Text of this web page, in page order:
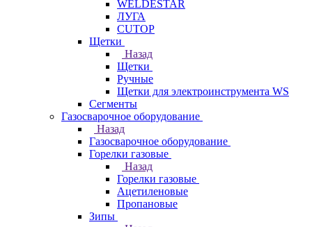
WELDESTAR
ЛУГА
CUTOP
Щетки
Назад
Щетки
Ручные
Щетки для электроинструмента WS
Сегменты
Газосварочное оборудование
Назад
Газосварочное оборудование
Горелки газовые
Назад
Горелки газовые
Ацетиленовые
Пропановые
Зипы